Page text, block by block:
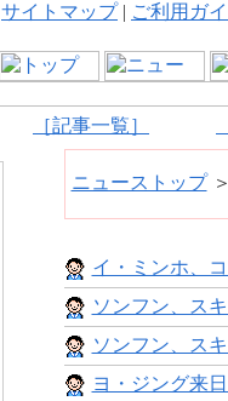
サイトマップ| ご利用ガ
［記事一覧］
ニューストップ
イ・ミンホ、
ソンフン、ス
ソンフン、ス
ヨ・ジング来